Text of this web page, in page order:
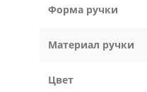
Форма ручки
Материал ручки
Цвет